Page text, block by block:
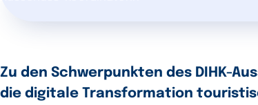
Zu den Schwerpunkten des DIHK-
die digitale Transformation